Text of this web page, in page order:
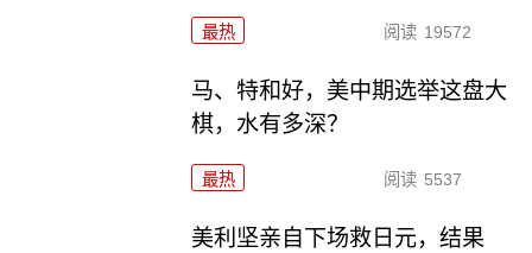
最热 阅读 19572
马、特和好，美中期选举这盘大
棋，水有多深？
最热 阅读 5537
美利坚亲自下场救日元，结果